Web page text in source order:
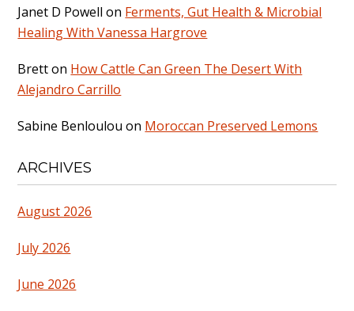
Janet D Powell on Ferments, Gut Health & Microbial
Healing With Vanessa Hargrove
Bretton How Cattle Can Green The Desert With
Alejandro Carrillo
Sabine Benloulou on Moroccan Preserved Lemons
ARCHIVES
August 2026
July 2026
June 2026